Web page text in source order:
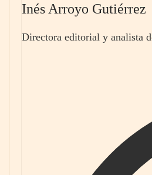
Inés Arroyo Gutiérrez
Directora editorial y analista